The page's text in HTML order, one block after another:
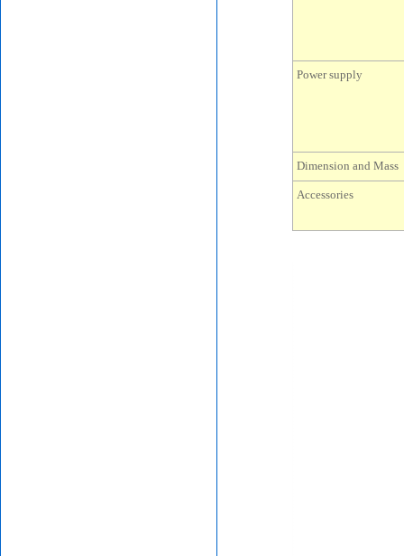
Power supply
Dimension and Mass
Accessories